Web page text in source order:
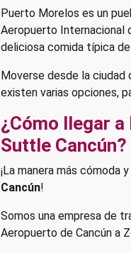
Puerto Morelos es un
Aeropuerto Internacional
deliciosa comida típica
Moverse desde la ciudad
existen varias opciones,
¿Cómo llegar
Suttle Cancún?
¡La manera más cómoda
Cancún!
Somos una empresa de
Aeropuerto de Cancún a